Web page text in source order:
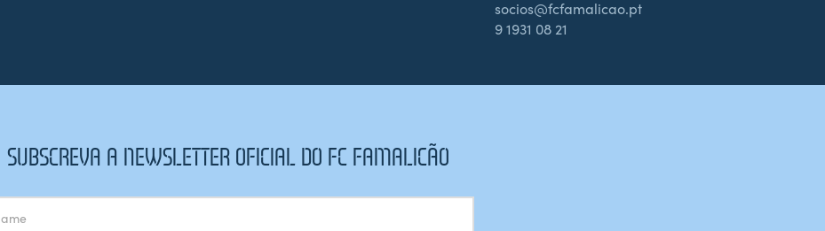
socios@fcfamalicao.pt
9 1931 08 21
SUBSCREVA A NEWSLETTER OFICIAL DO FC FAMALICÃO